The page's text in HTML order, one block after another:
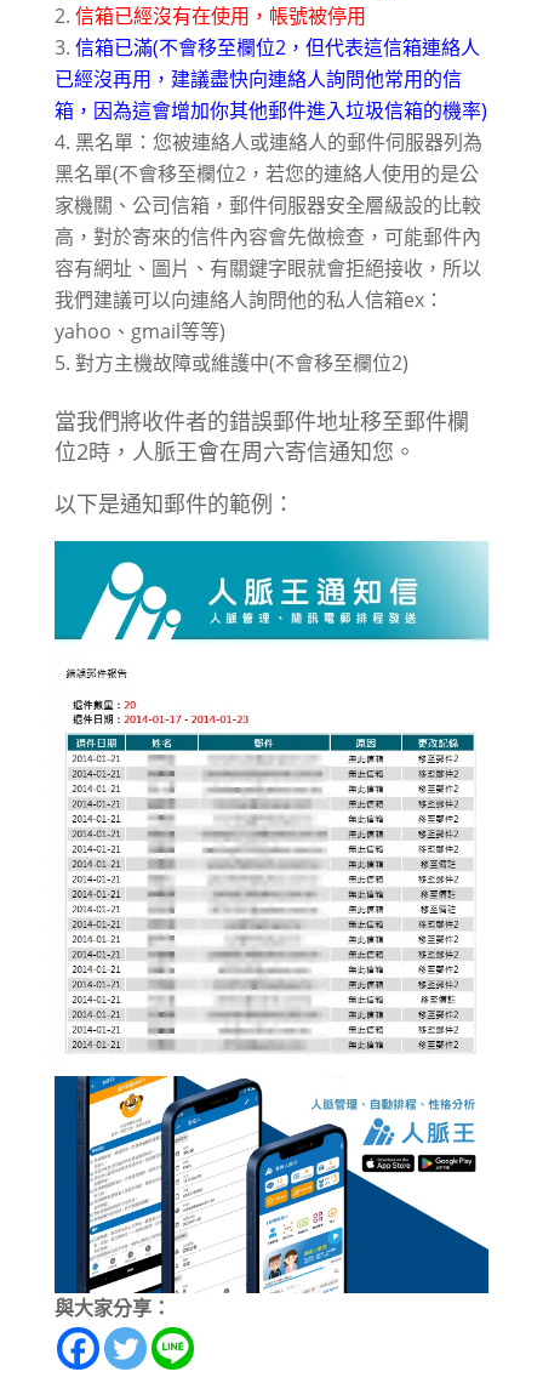
信箱已經沒有在使用，帳號被停用
信箱已滿(不會移至欄位2，但代表這信箱連絡人
已經沒再用，建議盡快向連絡人詢問他常用的信
箱，因為這會增加你其他郵件進入垃圾信箱的機率)
黑名單：您被連絡人或連絡人的郵件伺服器列為
黑名單(不會移至欄位2，若您的連絡人使用的是公
家機關、公司信箱，郵件伺服器安全層級設的比較
高，對於寄來的信件內容會先做檢查，可能郵件內
容有網址、圖片、有關鍵字眼就會拒絕接收，所以
我們建議可以向連絡人詢問他的私人信箱ex：
yahoo、gmail等等)
對方主機故障或維護中(不會移至欄位2)
當我們將收件者的錯誤郵件地址移至郵件欄
位2時，人脈王會在周六寄信通知您。
以下是通知郵件的範例：
與大家分享：